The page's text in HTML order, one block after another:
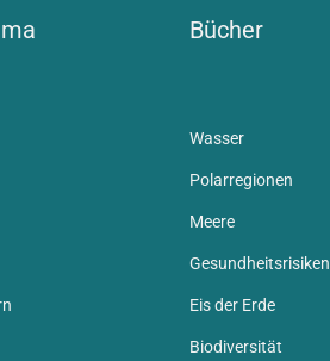
Bücher
Wasser
Polarregionen
Meere
Gesundheitsrisiken
Eis der Erde
Biodiversität